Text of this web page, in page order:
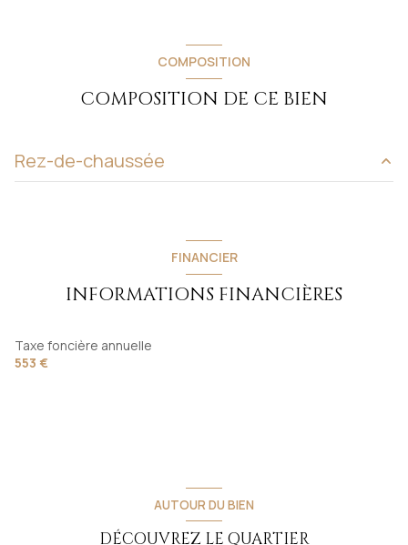
COMPOSITION
COMPOSITION DE CE BIEN
Rez-de-chaussée
FINANCIER
INFORMATIONS FINANCIÈRES
Taxe foncière annuelle
553 €
AUTOUR DU BIEN
DÉCOUVREZ LE QUARTIER